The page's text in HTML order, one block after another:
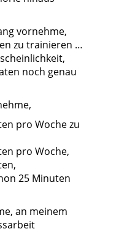
vornehme,
zu trainieren …
noch genau
pro Woche zu
pro Woche,
25 Minuten
an meinem